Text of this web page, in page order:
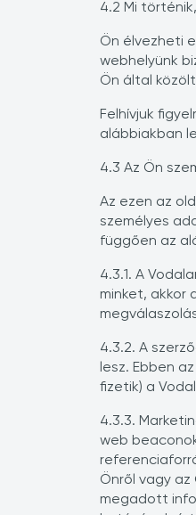
4.2 Mi
Ön élvezheti
webhelyünk
Ön által
Felhívjuk
alábbiakban
4.3 Az Ön
Az ezen az
személyes
függően az
4.3.1. A
minket, akkor
4.3.2. A
lesz. Ebben
fizetik) a
4.3.3.
web
Önről vagy
megadott